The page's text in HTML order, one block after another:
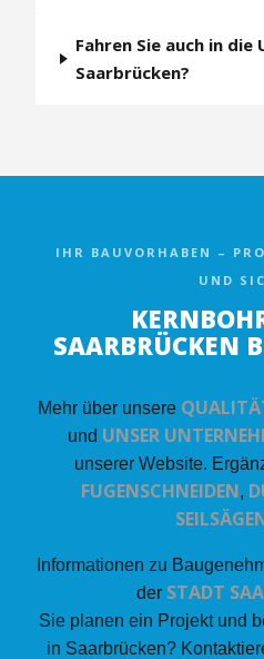
Fahren Sie auch in die
Saarbrücken?
IHR BAUVORHABEN –
UND
SAARBRÜCKEN
Mehr über unsere
und UNSER
unserer Website.
FUGENSCHNEIDEN,
Informationen zu
der STADT
Sie planen ein Projekt und
in Saarbrücken?